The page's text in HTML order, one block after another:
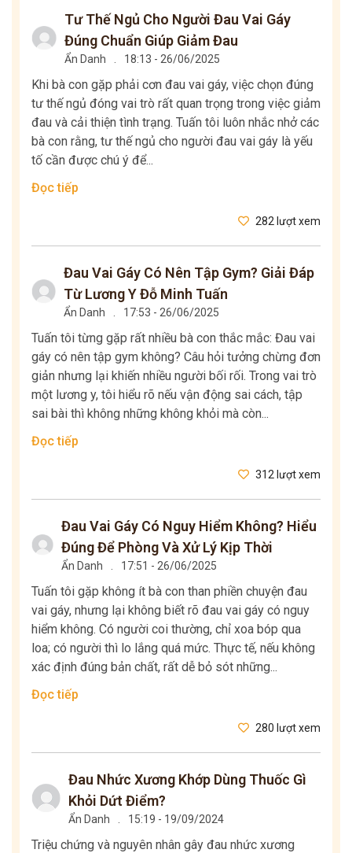
Tư Thế Ngủ Cho Người Đau Vai Gáy
Đúng Chuẩn Giúp Giảm Đau
Ẩn Danh 18:13 - 26/06/2025
Khi bà con gặp phải cơn đau vai gáy, việc chọn đúng
tư thế ngủ đóng vai trò rất quan trọng trong việc giảm
đau và cải thiện tình trạng. Tuấn tôi luôn nhắc nhở các
bà con rằng, tư thế ngủ cho người đau vai gáy là yếu
tố cần được chú ý để...
Đọc tiếp
282 lượt xem
Đau Vai Gáy Có Nên Tập Gym? Giải Đáp
Từ Lương Y Đỗ Minh Tuấn
Ẩn Danh 17:53 - 26/06/2025
Tuấn tôi từng gặp rất nhiều bà con thắc mắc: Đau vai
gáy có nên tập gym không? Câu hỏi tưởng chừng đơn
giản nhưng lại khiến nhiều người bối rối. Trong vai trò
một lương y, tôi hiểu rõ nếu vận động sai cách, tập
sai bài thì không những không khỏi mà còn...
Đọc tiếp
312 lượt xem
Đau Vai Gáy Có Nguy Hiểm Không? Hiểu
Đúng Để Phòng Và Xử Lý Kịp Thời
Ẩn Danh 17:51 - 26/06/2025
Tuấn tôi gặp không ít bà con than phiền chuyện đau
vai gáy, nhưng lại không biết rõ đau vai gáy có nguy
hiểm không. Có người coi thường, chỉ xoa bóp qua
loa; có người thì lo lắng quá mức. Thực tế, nếu không
xác định đúng bản chất, rất dễ bỏ sót những...
Đọc tiếp
280 lượt xem
Đau Nhức Xương Khớp Dùng Thuốc Gì
Khỏi Dứt Điểm?
Ẩn Danh 15:19 - 19/09/2024
Triệu chứng và nguyên nhân gây đau nhức xương